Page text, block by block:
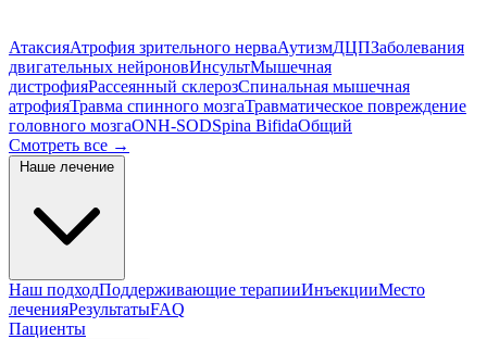
АтаксияАтрофия зрительного нерваАутизмДЦПЗаболевания
двигательных нейроновИнсультМышечная
дистрофияРассеянный склерозСпинальная мышечная
атрофияТравма спинного мозгаТравматическое повреждение
головного мозгаONH-SODSpina BifidaОбщий
Смотреть все →
Наш подходПоддерживающие терапииИнъекцииМесто
леченияРезультатыFAQ
Пациенты